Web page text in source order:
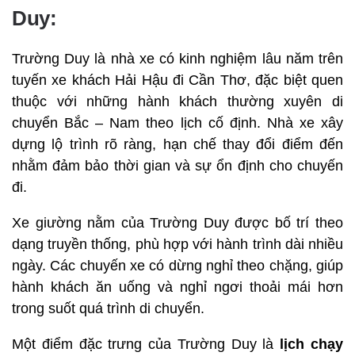
Duy:
Trường Duy là nhà xe có kinh nghiệm lâu năm trên
tuyến xe khách Hải Hậu đi Cần Thơ, đặc biệt quen
thuộc với những hành khách thường xuyên di
chuyển Bắc – Nam theo lịch cố định. Nhà xe xây
dựng lộ trình rõ ràng, hạn chế thay đổi điểm đến
nhằm đảm bảo thời gian và sự ổn định cho chuyến
đi.
Xe giường nằm của Trường Duy được bố trí theo
dạng truyền thống, phù hợp với hành trình dài nhiều
ngày. Các chuyến xe có dừng nghỉ theo chặng, giúp
hành khách ăn uống và nghỉ ngơi thoải mái hơn
trong suốt quá trình di chuyển.
Một điểm đặc trưng của Trường Duy là lịch chạy